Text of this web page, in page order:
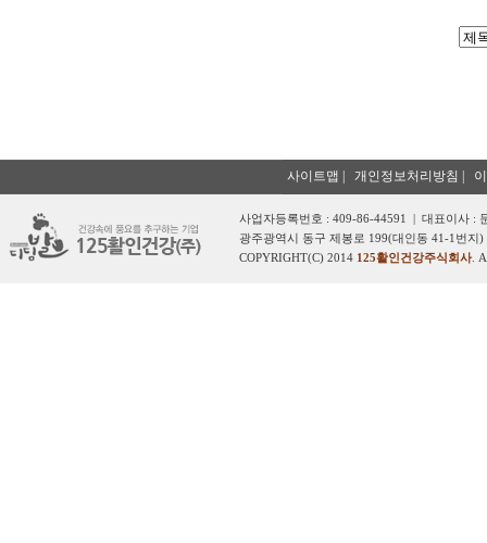
사이트맵 | 개인정보처리방침 |
사업자등록번호 : 409-86-44591 | 대표이사 :
광주광역시 동구 제봉로 199(대인동 41-1번지
COPYRIGHT(C) 2014 125활인건강주식회사.